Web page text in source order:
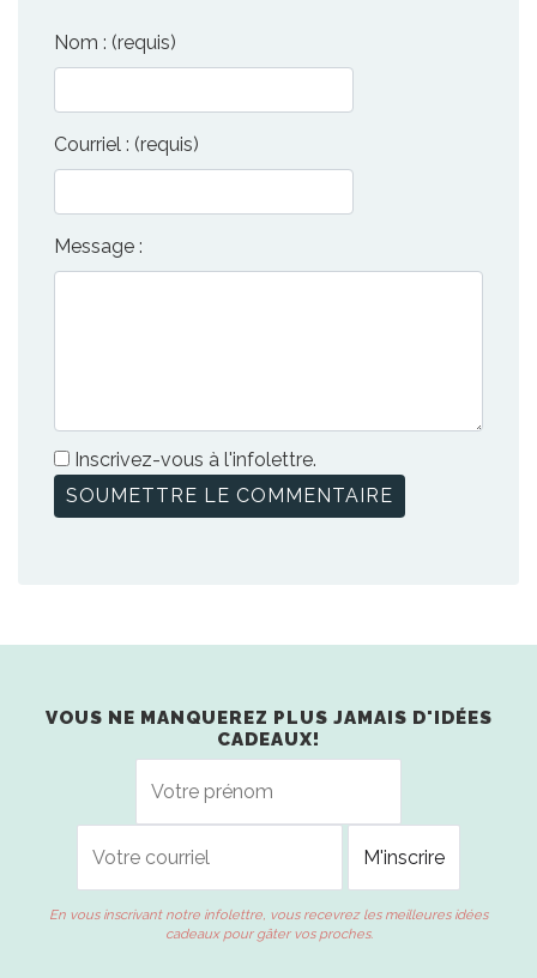
Nom : (requis)
Courriel : (requis)
Message :
Inscrivez-vous à l'infolettre.
VOUS NE MANQUEREZ PLUS JAMAIS D'IDÉES
CADEAUX!
En vous inscrivant notre infolettre, vous recevrez les meilleures idées
cadeaux pour gâter vos proches.